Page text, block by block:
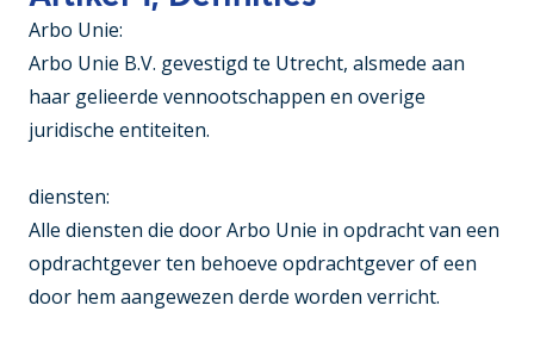
Arbo Unie:
Arbo Unie B.V. gevestigd te Utrecht, alsmede aan
haar gelieerde vennootschappen en overige
juridische entiteiten.
diensten:
Alle diensten die door Arbo Unie in opdracht van een
opdrachtgever ten behoeve opdrachtgever of een
door hem aangewezen derde worden verricht.